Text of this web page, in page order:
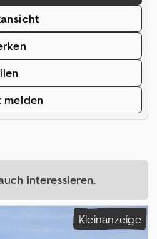
interessieren.
Kleinanzeige